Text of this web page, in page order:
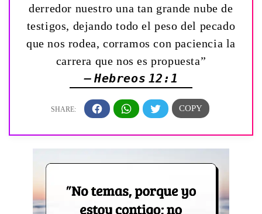
derredor nuestro una tan grande nube de
testigos, dejando todo el peso del pecado
que nos rodea, corramos con paciencia la
carrera que nos es propuesta”
— Hebreos 12:1